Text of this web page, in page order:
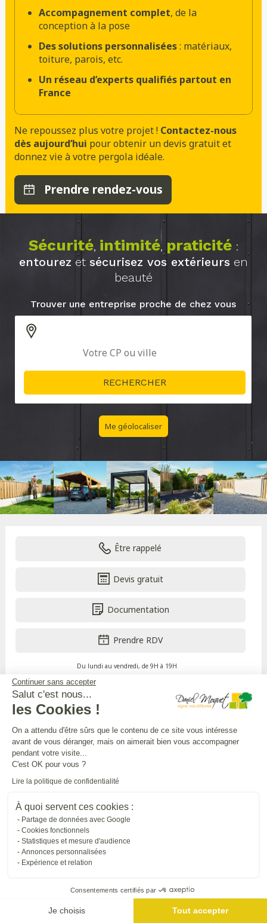
Continuer sans accepter
Salut c'est nous...
les Cookies !
On a attendu d'être sûrs que le contenu de ce site vous intéresse
avant de vous déranger, mais on aimerait bien vous accompagner
pendant votre visite...
C'est OK pour vous ?
Lire la politique de confidentialité
À quoi servent ces cookies :
Partage de données avec Google
Cookies fonctionnels
Statistiques et mesure d'audience
Annonces personnalisées
Expérience et relation
Consentements certifiés par
Je choisis Tout accepter
Accompagnement complet, de la
conception à la pose
Des solutions personnalisées: matériaux,
toiture, parois, etc.
Un réseau d’experts qualifiés partout en
France
Ne repoussez plus votre projet ! Contactez-nous
dès aujourd’hui pour obtenir un devis gratuit et
donnez vie à votre pergola idéale.
Prendre rendez-vous
Sécurité, intimité, praticité:
entourez et sécurisez vos extérieurs en
beauté
Trouver une entreprise proche de chez vous
Me géolocaliser
Être rappelé
Devis gratuit
Documentation
Prendre RDV
Du lundi au vendredi, de 9H à 19H
APPEL GRATUIT DEPUIS UN POSTE FIXE
DANIEL MOQUET CLÔTURES
L'UNIVERS DANIEL MOQUET
Tous nos sites internet